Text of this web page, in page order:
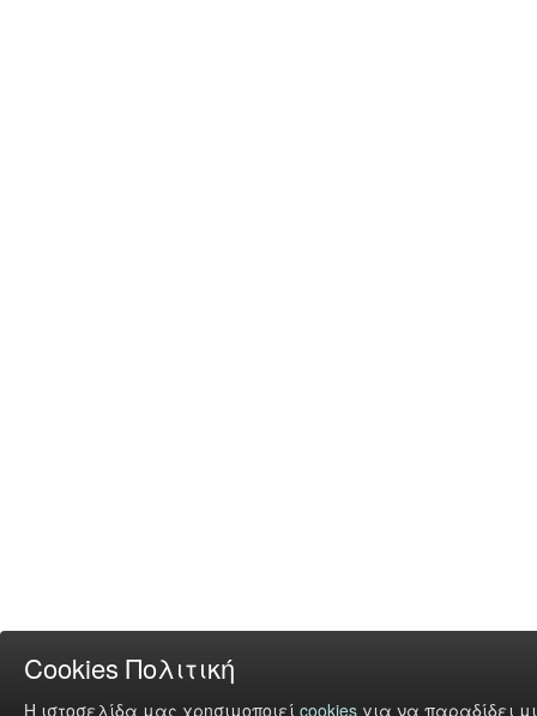
Cookies Πολιτική
Η ιστοσελίδα μας χρησιμοποιεί cookies για να παραδίδει